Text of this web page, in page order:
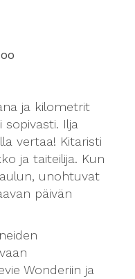
ja kilometrit
Ilja
vertaa! Kitaristi
ja taiteilija. Kun
unohtuvat
päivän
Wonderiin ja